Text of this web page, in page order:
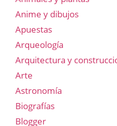
Anime y dibujos
Apuestas
Arqueología
Arquitectura y
Arte
Astronomía
Biografías
Blogger